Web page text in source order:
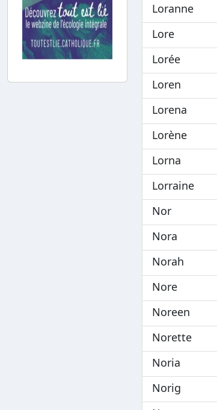
Loranne
Lore
Lorée
Loren
Lorena
Lorène
Lorna
Lorraine
Nor
Nora
Norah
Nore
Noreen
Norette
Noria
Norig